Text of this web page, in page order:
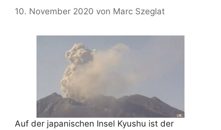
10. November 2020 von Marc Szeglat
Auf der japanischen Insel Kyushu ist der